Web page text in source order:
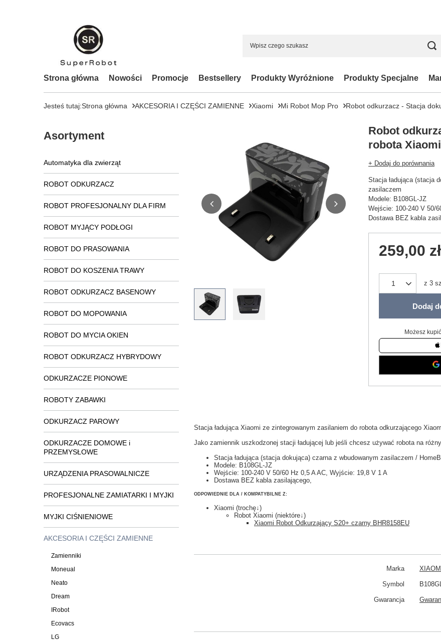
Strona główna Nowości Promocje Bestsellery Produkty Wyróżnione Produkty Specjalne
Jesteś tutaj:Strona główna AKCESORIA I CZĘŚCI ZAMIENNE Xiaomi Mi Robot Mop Pro Robot odkurzacz - Stacja
Asortyment
Automatyka dla zwierząt
ROBOT ODKURZACZ
ROBOT PROFESJONALNY DLA FIRM
ROBOT MYJĄCY PODŁOGI
ROBOT DO PRASOWANIA
ROBOT DO KOSZENIA TRAWY
ROBOT ODKURZACZ BASENOWY
ROBOT DO MOPOWANIA
ROBOT DO MYCIA OKIEN
ROBOT ODKURZACZ HYBRYDOWY
ODKURZACZE PIONOWE
ROBOTY ZABAWKI
ODKURZACZ PAROWY
ODKURZACZE DOMOWE i
PRZEMYSŁOWE
URZĄDZENIA PRASOWALNICZE
PROFESJONALNE ZAMIATARKI I MYJKI
MYJKI CIŚNIENIOWE
AKCESORIA I CZĘŚCI ZAMIENNE
Zamienniki
Moneual
Neato
Dream
IRobot
Ecovacs
LG
Robot
robota
+ Dodaj do porównania
Stacja ładująca (stacja
zasilaczem
Modele: B108GL-JZ
Wejście: 100-240 V 50/
Dostawa BEZ kabla
259,00 zł
z 3
Dodaj
Możesz
Stacja ładująca Xiaomi ze zintegrowanym zasilaniem do robota odkurzającego
Jako zamiennik uszkodzonej stacji ładującej lub jeśli chcesz używać robota na
Stacja ładująca (stacja dokująca) czarna z wbudowanym zasilaczem /
Modele: B108GL-JZ
Wejście: 100-240 V 50/60 Hz 0,5 A AC, Wyjście: 19,8 V 1 A
Dostawa BEZ kabla zasilającego,
ODPOWIEDNIE DLA / KOMPATYBILNE Z:
Xiaomi (trochę↓)
Robot Xiaomi (niektóre↓)
Xiaomi Robot Odkurzający S20+ czarny BHR8158EU
Marka XIAOMI
Symbol
Gwarancja